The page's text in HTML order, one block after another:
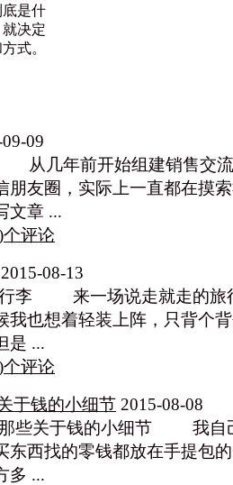
是什
决定
式。
09
从几年前开始组建销售交
朋友圈，实际上一直都在摸
文章 ...
个评论
2015-08-13
行李 来一场说走就走的旅
我也想着轻装上阵，只背个
是 ...
个评论
于钱的小细节 2015-08-08
那些关于钱的小细节 我自
东西找的零钱都放在手提包
多 ...